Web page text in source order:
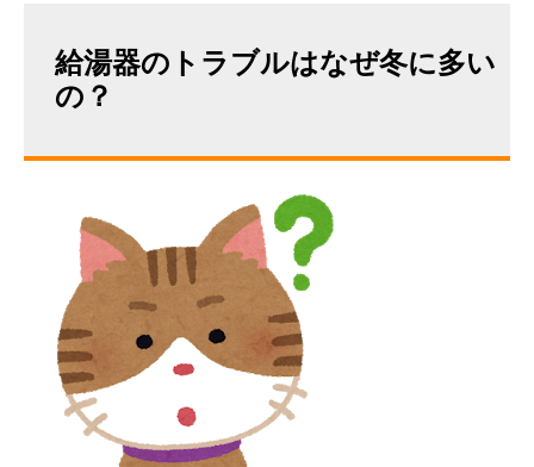
給湯器のトラブルはなぜ冬に多い
の？